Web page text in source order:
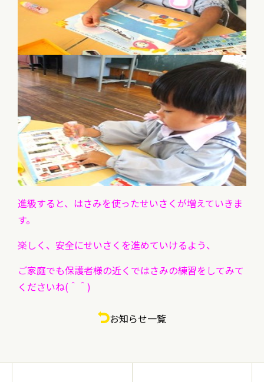
進級すると、はさみを使ったせいさくが増えていきま
す。
楽しく、安全にせいさくを進めていけるよう、
ご家庭でも保護者様の近くではさみの練習をしてみて
くださいね(＾＾)
お知らせ一覧